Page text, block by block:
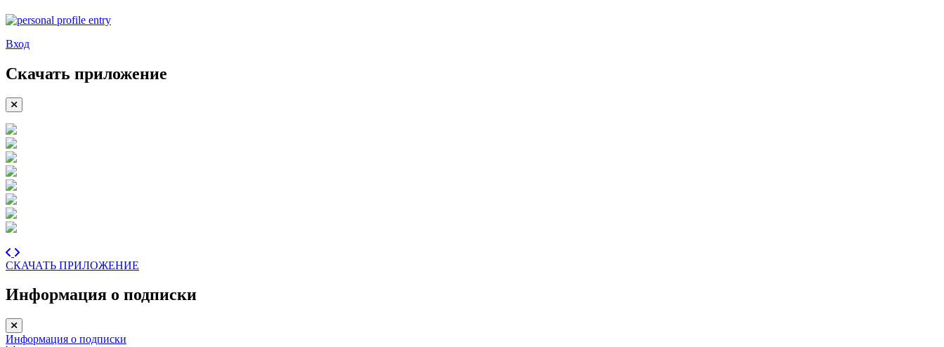
Вход
Скачать приложение
СКАЧАТЬ ПРИЛОЖЕНИЕ
Информация о подписки
Информация о подписки